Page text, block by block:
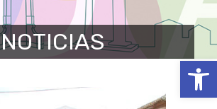
Abrir
NOTICIAS